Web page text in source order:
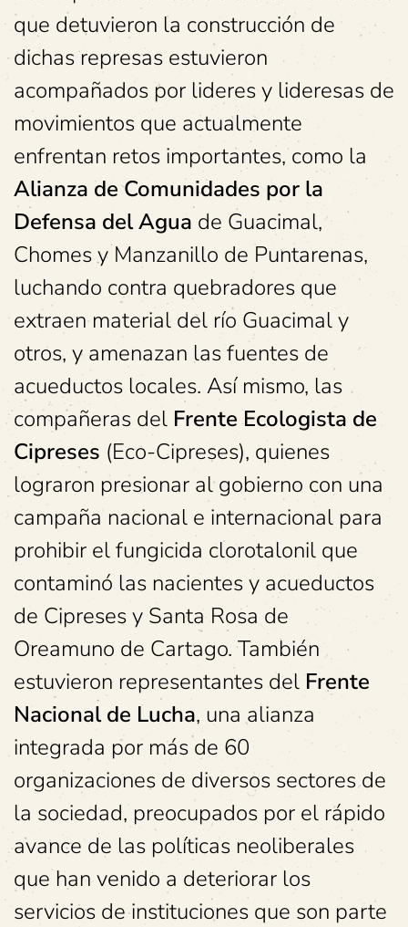
que detuvieron la construcción de
dichas represas estuvieron
acompañados por lideres y lideresas de
movimientos que actualmente
enfrentan retos importantes, como la
Alianza de Comunidades por la
Defensa del Agua de Guacimal,
Chomes y Manzanillo de Puntarenas,
luchando contra quebradores que
extraen material del río Guacimal y
otros, y amenazan las fuentes de
acueductos locales. Así mismo, las
compañeras del Frente Ecologista de
Cipreses (Eco-Cipreses), quienes
lograron presionar al gobierno con una
campaña nacional e internacional para
prohibir el fungicida clorotalonil que
contaminó las nacientes y acueductos
de Cipreses y Santa Rosa de
Oreamuno de Cartago. También
estuvieron representantes del Frente
Nacional de Lucha, una alianza
integrada por más de 60
organizaciones de diversos sectores de
la sociedad, preocupados por el rápido
avance de las políticas neoliberales
que han venido a deteriorar los
servicios de instituciones que son parte